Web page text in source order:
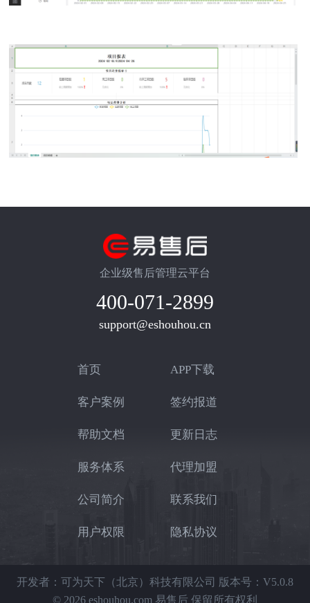
企业级售后管理云平台
400-071-2899
support@eshouhou.cn
首页 APP下载
客户案例 签约报道
帮助文档 更新日志
服务体系 代理加盟
公司简介 联系我们
用户权限 隐私协议
开发者：可为天下（北京）科技有限公司 版本号：V5.0.8
© 2026 eshouhou.com 易售后 保留所有权利